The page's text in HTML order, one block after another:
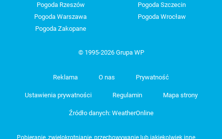
Pogoda Rzeszów
Pogoda Szczecin
Pogoda Warszawa
Pogoda Wrocław
Pogoda Zakopane
© 1995-2026 Grupa WP
Reklama O nas Prywatność
Ustawienia prywatności Regulamin Mapa strony
Źródło danych: WeatherOnline
Pobieranie, zwielokrotnianie, przechowywanie lub jakiekolwiek inne